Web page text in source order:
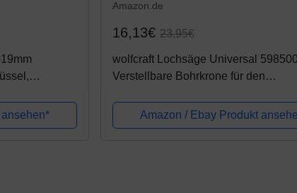
Amazon.de
16,13€23,95€
wolfcraft Lochsäge Universal
Verstellbare Bohrkrone für den
Universell einsetzbar im
Gipsplatten...
Amazon / Ebay Produkt